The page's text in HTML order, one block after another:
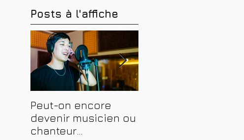
Posts à l'affiche
Peut-on encore
devenir musicien ou
chanteur